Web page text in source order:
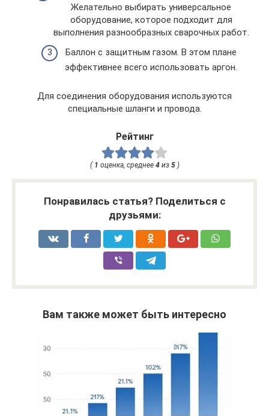
Желательно выбирать универсальное
оборудование, которое подходит для
выполнения разнообразных сварочных работ.
Баллон с защитным газом. В этом плане
эффективнее всего использовать аргон.
Для соединения оборудования используются
специальные шланги и провода.
Рейтинг
( 1 оценка, среднее 4из 5)
Понравилась статья? Поделиться с
друзьями:
Вам также может быть интересно